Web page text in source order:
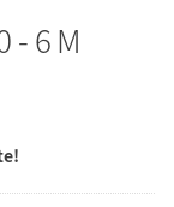
- 6 M